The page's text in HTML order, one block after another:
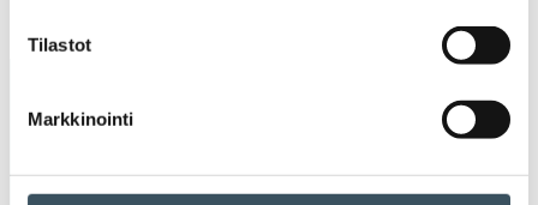
Tilastot
Markkinointi